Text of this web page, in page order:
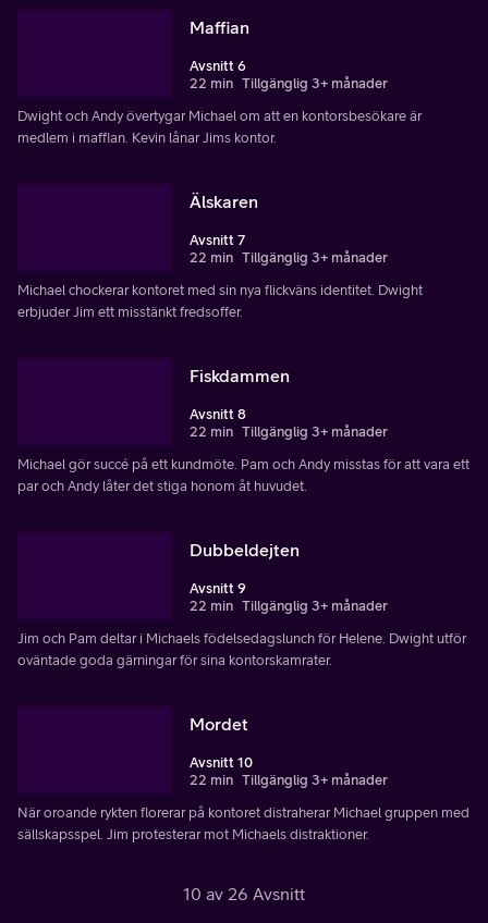
Maffian
Avsnitt 6
22 min Tillgänglig 3+ månader
Dwight och Andy övertygar Michael om att en kontorsbesökare är
medlem i maffian. Kevin lånar Jims kontor.
Älskaren
Avsnitt 7
22 min Tillgänglig 3+ månader
Michael chockerar kontoret med sin nya flickväns identitet. Dwight
erbjuder Jim ett misstänkt fredsoffer.
Fiskdammen
Avsnitt 8
22 min Tillgänglig 3+ månader
Michael gör succé på ett kundmöte. Pam och Andy misstas för att vara ett
par och Andy låter det stiga honom åt huvudet.
Dubbeldejten
Avsnitt 9
22 min Tillgänglig 3+ månader
Jim och Pam deltar i Michaels födelsedagslunch för Helene. Dwight utför
oväntade goda gärningar för sina kontorskamrater.
Mordet
Avsnitt 10
22 min Tillgänglig 3+ månader
När oroande rykten florerar på kontoret distraherar Michael gruppen med
sällskapsspel. Jim protesterar mot Michaels distraktioner.
10 av 26 Avsnitt